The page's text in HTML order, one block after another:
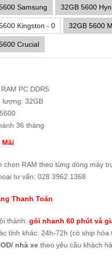
Samsung 32GB 5600
Kingston - 0 32GB 5600
Crucial
PC DDR5
lượng: 32GB
36 tháng
Mãi
chọn RAM theo từng dòng máy
tư vấn: 028 3962 1368
Thanh Toán
thành: gói nhanh 60 phút và
tỉnh khác: 24h-72h (có ship hỏa
nhà xe theo yêu cầu khách